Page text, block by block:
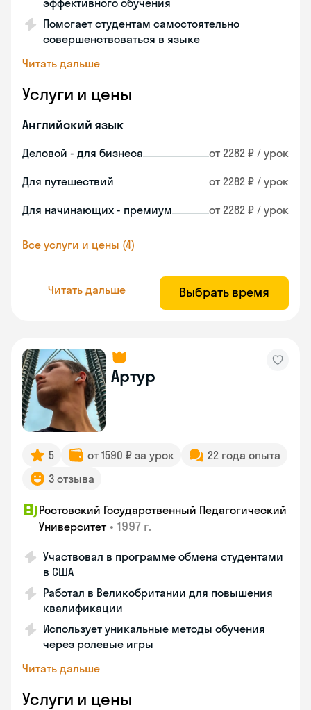
эффективного обучения
Помогает студентам самостоятельно
совершенствоваться в языке
Читать дальше
Услуги и цены
Английский язык
Деловой - для бизнеса от 2282 ₽ / урок
Для путешествий от 2282 ₽ / урок
Для начинающих - премиум от 2282 ₽ / урок
Все услуги и цены (4)
Читать дальше Выбрать время
Артур
5 от 1590 ₽ за урок
22 года опыта
3 отзыва
Ростовский Государственный Педагогический
Университет • 1997 г.
Участвовал в программе обмена студентами
в США
Работал в Великобритании для повышения
квалификации
Использует уникальные методы обучения
через ролевые игры
Читать дальше
Услуги и цены